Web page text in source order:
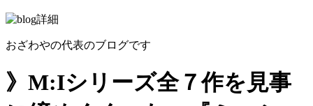
おざわやの代表のブログです
》M:Iシリーズ全７作を見事